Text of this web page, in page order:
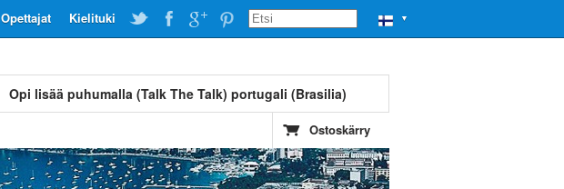
▼
Kielituki
Opettajat
Opi lisää puhumalla (Talk The Talk) portugali (Brasilia)
Ostoskärry